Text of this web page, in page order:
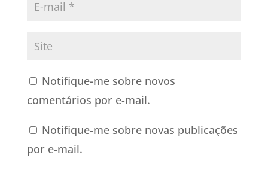
Notifique-me sobre novos
comentários por e-mail.
Notifique-me sobre novas publicações
por e-mail.